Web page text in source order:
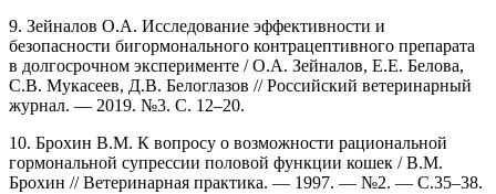
9. Зейналов О.А. Исследование эффективности и
безопасности бигормонального контрацептивного препарата
в долгосрочном эксперименте / О.А. Зейналов, Е.Е. Белова,
С.В. Мукасеев, Д.В. Белоглазов // Российский ветеринарный
журнал. — 2019. №3. С. 12–20.
10. Брохин В.М. К вопросу о возможности рациональной
гормональной супрессии половой функции кошек / В.М.
Брохин // Ветеринарная практика. — 1997. — №2. — С.35–38.